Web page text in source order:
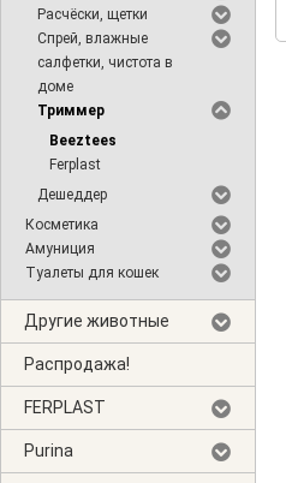
Расчёски, щетки
Спрей, влажные
салфетки, чистота в
доме
Триммер
Beeztees
Ferplast
Дешеддер
Косметика
Амуниция
Туалеты для кошек
Другие животные
Распродажа!
FERPLAST
Purina